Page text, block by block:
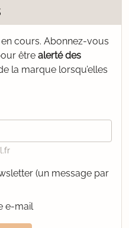
cours. Abonnez-vous
être alerté des
la marque lorsqu’elles
(un message par
e-mail